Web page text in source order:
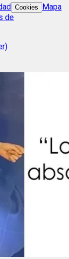
Cookies
Mapa
de